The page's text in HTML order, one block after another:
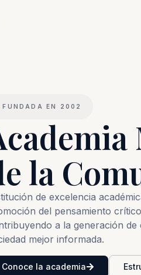
FUNDADA EN 2002
la
de excelencia
del pensamiento
a la generación
mejor informada.
Conoce la academia